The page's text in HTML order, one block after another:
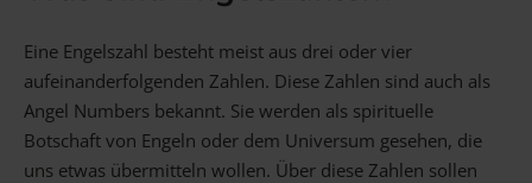
Eine Engelszahl besteht meist aus drei oder vier
aufeinanderfolgenden Zahlen. Diese Zahlen sind auch als
Angel Numbers bekannt. Sie werden als spirituelle
Botschaft von Engeln oder dem Universum gesehen, die
uns etwas übermitteln wollen. Über diese Zahlen sollen